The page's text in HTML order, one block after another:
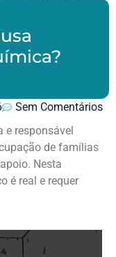
Sem Comentários
e responsável
de famílias
Nesta
é real e requer